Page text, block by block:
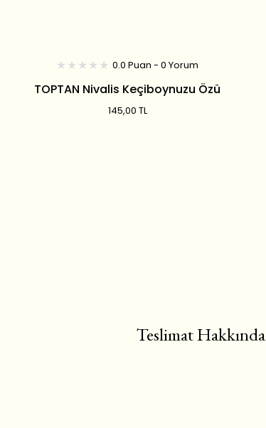
0.0 Puan - 0 Yorum
TOPTAN Nivalis Keçiboynuzu Özü
145,00 TL
Teslimat Hakkında